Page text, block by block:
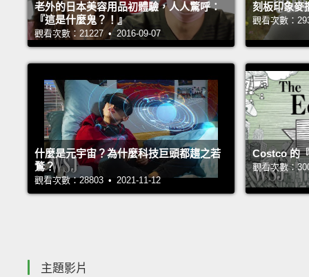
老外的日本美容用品初體驗，人人驚呼：
『這是什麼鬼？！』
觀看次數：21227 • 2016-09-07
刻板印象麥
觀看次數：
什麼是元宇宙？為什麼科技巨頭都趨之若
鶩？
觀看次數：28803 • 2021-11-12
Costco 的
觀看次數：
主題影片